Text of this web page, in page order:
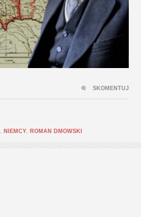
, NIEMCY, ROMAN DMOWSKI
SKOMENTUJ